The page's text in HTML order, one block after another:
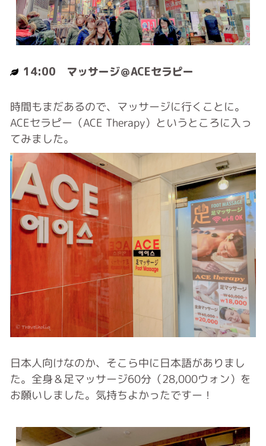
14:00 マッサージ＠ACEセラピー
時間もまだあるので、マッサージに行くことに。
ACEセラピー（ACE Therapy）というところに入っ
てみました。
日本人向けなのか、そこら中に日本語がありまし
た。全身＆足マッサージ60分（28,000ウォン）を
お願いしました。気持ちよかったですー！